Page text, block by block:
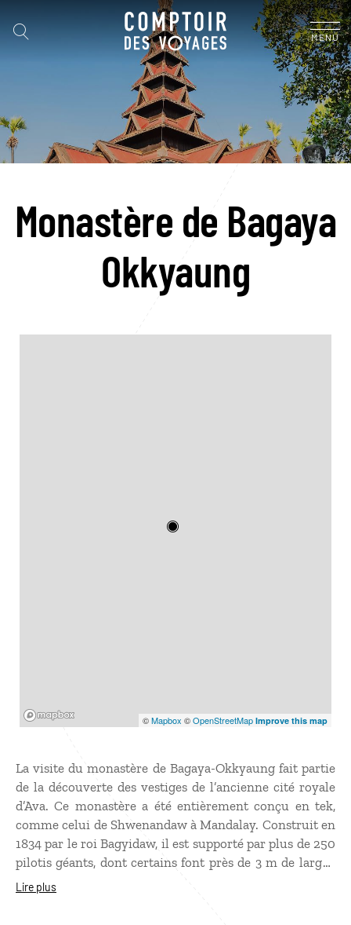
MENU
Monastère de Bagaya
Okkyaung
©Mapbox ©OpenStreetMap Improve this map
La visite du monastère de Bagaya-Okkyaung fait partie
de la découverte des vestiges de l’ancienne cité royale
d’Ava. Ce monastère a été entièrement conçu en tek,
comme celui de Shwenandaw à Mandalay. Construit en
1834 par le roi Bagyidaw, il est supporté par plus de 250
pilotis géants, dont certains font près de 3 m de large !
Lors d’un voyage en Birmanie, ce monastère vous
Lire plus